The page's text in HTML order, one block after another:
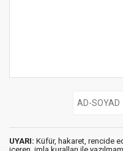
UYARI: Küfür, hakaret, rencide